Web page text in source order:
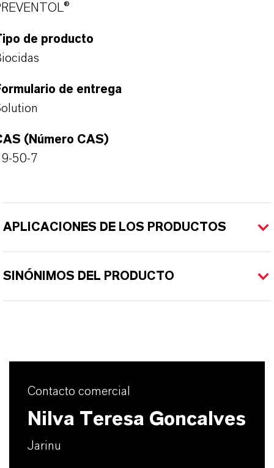
de producto
de entrega
(Número CAS)
50-7
APLICACIONES DE LOS PRODUCTOS
SINÓNIMOS DEL PRODUCTO
Contacto comercial
Nilva Teresa Goncalves
Jarinu